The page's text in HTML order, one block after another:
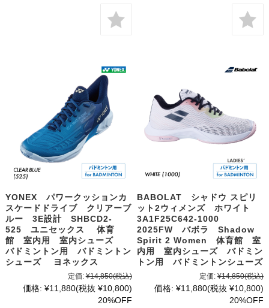
YONEX パワークッションカ
スケードドライブ クリアーブ
ルー 3E設計 SHBCD2-
525 ユニセックス 体育
館 室内用 室内シューズ
バドミントン用 バドミントン
シューズ ヨネックス
定価: ¥14,850(税込)
価格: ¥11,880(税抜 ¥10,800)
20%OFF
BABOLAT シャドウ スピリ
ット2ウィメンズ ホワイト
3A1F25C642-1000
2025FW バボラ Shadow
Spirit 2 Women 体育館 室
内用 室内シューズ バドミン
トン用 バドミントンシューズ
定価: ¥14,850(税込)
価格: ¥11,880(税抜 ¥10,800)
20%OFF